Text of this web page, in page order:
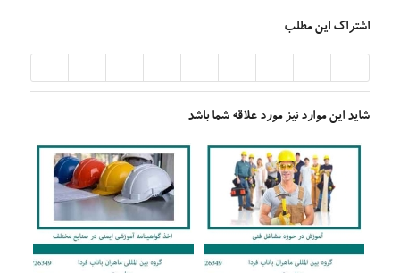
اشتراک این مطلب
شاید این موارد نیز مورد علاقه شما باشد